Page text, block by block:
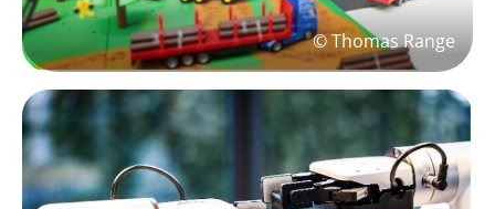
© Thomas Range